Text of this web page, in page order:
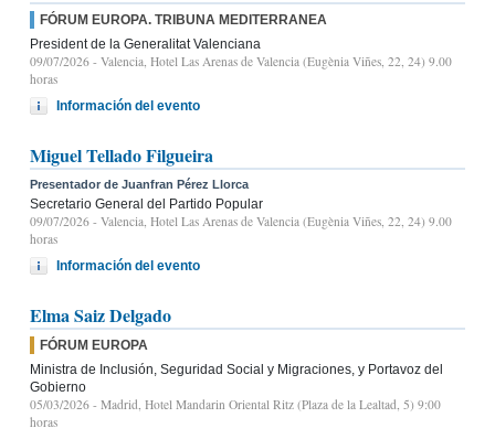
FÓRUM EUROPA. TRIBUNA MEDITERRANEA
President de la Generalitat Valenciana
09/07/2026 - Valencia, Hotel Las Arenas de Valencia (Eugènia Viñes, 22, 24) 9.00
horas
Información del evento
Miguel Tellado Filgueira
Presentador de Juanfran Pérez Llorca
Secretario General del Partido Popular
09/07/2026 - Valencia, Hotel Las Arenas de Valencia (Eugènia Viñes, 22, 24) 9.00
horas
Información del evento
Elma Saiz Delgado
FÓRUM EUROPA
Ministra de Inclusión, Seguridad Social y Migraciones, y Portavoz del
Gobierno
05/03/2026 - Madrid, Hotel Mandarin Oriental Ritz (Plaza de la Lealtad, 5) 9:00
horas